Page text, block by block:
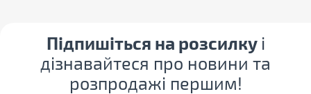
Підпишіться на розсилку і
дізнавайтеся про новини та
розпродажі першим!